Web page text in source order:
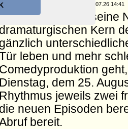
von: , 07.07.26 14:41
und seine
dramaturgischen Kern
gänzlich
leben und mehr
Comedyproduktion
Dienstag, dem 25.
Rhythmus jeweils zwei
die neuen Episoden
bereit.